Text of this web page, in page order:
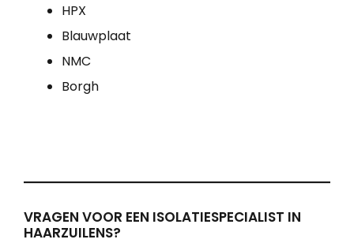
HPX
Blauwplaat
NMC
Borgh
VRAGEN VOOR EEN ISOLATIESPECIALIST IN
HAARZUILENS?